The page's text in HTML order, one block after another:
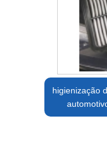
higienização